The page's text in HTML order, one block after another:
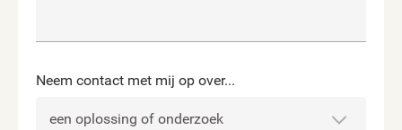
Neem contact met mij op over...